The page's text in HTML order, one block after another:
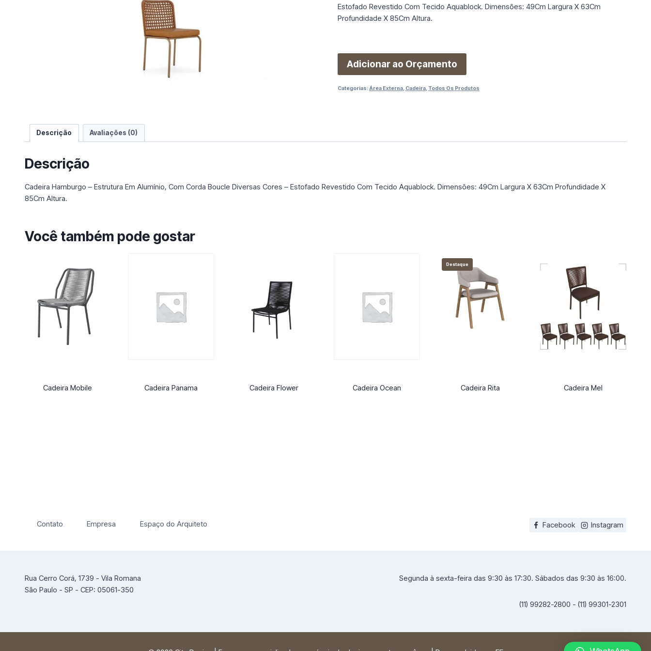
Estofado Revestido Com Tecido Aquablock. Dimensões: 49Cm Largura X 63Cm
Profundidade X 85Cm Altura.
Adicionar ao Orçamento
Categorias:Área Externa, Cadeira, Todos Os Produtos
Descrição Avaliações (0)
Descrição
Cadeira Hamburgo – Estrutura Em Alumínio, Com Corda Boucle Diversas Cores – Estofado Revestido Com Tecido Aquablock. Dimensões: 49Cm Largura X 63Cm Profundidade X
85Cm Altura.
Você também pode gostar
Cadeira Mobile Cadeira Panama Cadeira Flower Cadeira Ocean
Destaque
Cadeira Rita Cadeira Mel
Contato Empresa Espaço do Arquiteto Facebook Instagram
Rua Cerro Corá, 1739 - Vila Romana
São Paulo - SP - CEP: 05061-350
Segunda à sexta-feira das 9:30 às 17:30. Sábados das 9:30 às 16:00.
(11) 99282-2800 - (11) 99301-2301